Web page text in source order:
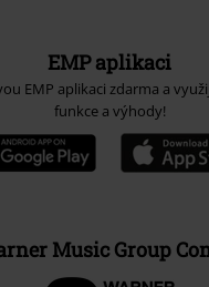
EMP aplikaci
EMP aplikaci zdarma a
funkce a výhody!
Music Group